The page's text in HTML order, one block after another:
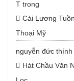
T trong
Cải Lương
Thoại Mỹ
nguyễn đức thính
Hát Chầu Văn